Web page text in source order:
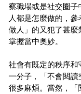
察職場或是社交圈子
人都是怎麼做的，
做人」的又犯了甚麼
掌握當中奧妙。
社會有既定的秩序和
一分子，「不會閱讀
很多麻煩。當然，「